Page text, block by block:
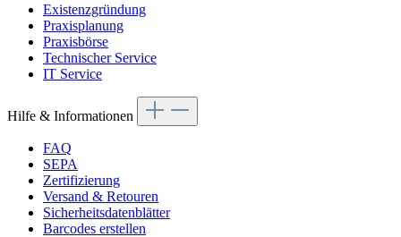
Existenzgründung
Praxisplanung
Praxisbörse
Technischer Service
IT Service
Hilfe & Informationen
FAQ
SEPA
Zertifizierung
Versand & Retouren
Sicherheitsdatenblätter
Barcodes erstellen